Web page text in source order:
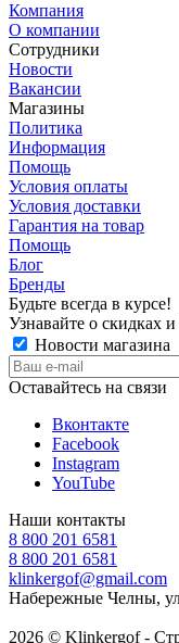
Компания
О компании
Сотрудники
Новости
Вакансии
Магазины
Политика
Информация
Помощь
Условия оплаты
Условия доставки
Гарантия на товар
Помощь
Блог
Бренды
Будьте всегда в курсе!
Узнавайте о скидках
Новости магазина
Оставайтесь на связи
Вконтакте
Facebook
Instagram
YouTube
Наши контакты
8 800 201 6581
8 800 201 6581
klinkergof@gmail.com
Набережные Челны,
2026 © Klinkergof -